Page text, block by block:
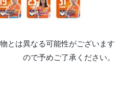
とは異なる可能性がございます
ので予めご了承ください。